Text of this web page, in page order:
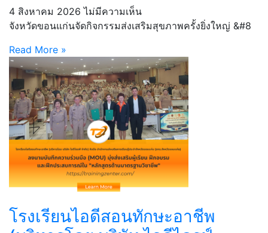
4 สิงหาคม 2026ไม่มีความเห็น
จังหวัดขอนแก่นจัดกิจกรรมส่งเสริมสุขภาพครั้งยิ่งใหญ่ &#8
Read More »
โรงเรียนไอดีสอนทักษะอาชีพ